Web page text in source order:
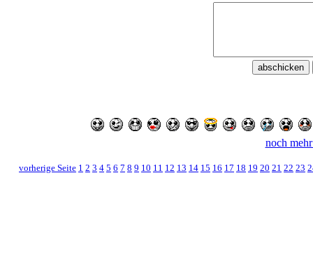
noch
vorherige Seite 1 2 3 4 5 6 7 8 9 10 11 12 13 14 15 16 17 18 19 20 21 22 23